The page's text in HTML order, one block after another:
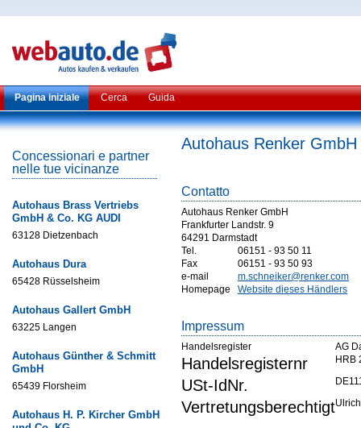
Pagina iniziale Cerca Guida
Concessionari e partner
nelle tue vicinanze
Autohaus Brass Vertriebs
GmbH & Co. KG AUDI
63128 Dietzenbach
Autohaus Dura
65428 Rüsselsheim
Autohaus Gallert GmbH
63225 Langen
Autohaus Günther & Schmitt
GmbH
65439 Florsheim
Autohaus H. P. Kircher GmbH
Autohaus Renker GmbH
Contatto
Autohaus Renker GmbH
Frankfurter Landstr. 9
64291 Darmstadt
Tel.
06151 - 93 50 11
Fax
06151 - 93 50 93
e-mail
m.schneiker@renker.com
Homepage
Website dieses Händlers
Impressum
Handelsregister AG
Handelsregisternr HRB
USt-IdNr.
Vertretungsberechtigt